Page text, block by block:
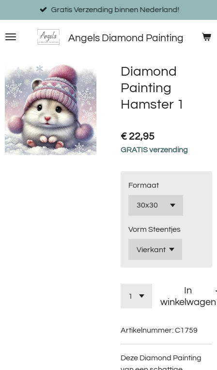
direct
naar
Angels Diamond Painting
Gratis Verzending binnen Nederland!
Diamond
Painting
Hamster 1
€ 22,95
GRATIS verzending
Formaat
Vorm Steentjes
In
winkelwagen
Artikelnummer:C1759
Deze Diamond Painting